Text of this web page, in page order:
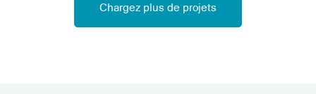
Chargez plus de projets